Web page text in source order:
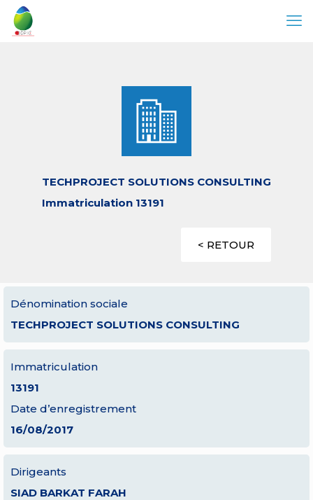
TECHPROJECT SOLUTIONS CONSULTING
Immatriculation 13191
< RETOUR
Dénomination sociale
TECHPROJECT SOLUTIONS CONSULTING
Immatriculation
13191
Date d’enregistrement
16/08/2017
Dirigeants
SIAD BARKAT FARAH